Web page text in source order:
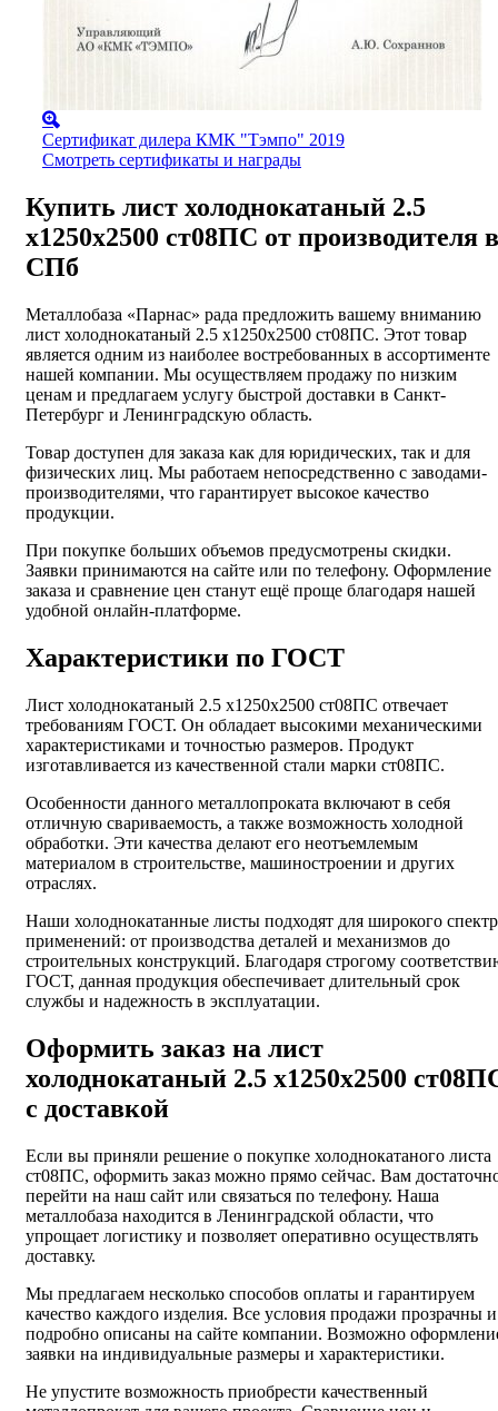
Сертификат дилера КМК "Тэмпо" 2019
Смотреть сертификаты и награды
Купить лист холоднокатаный 2.5
х1250х2500 ст08ПС от производителя в
СПб
Металлобаза «Парнас» рада предложить вашему вниманию
лист холоднокатаный 2.5 х1250х2500 ст08ПС. Этот товар
является одним из наиболее востребованных в ассортименте
нашей компании. Мы осуществляем продажу по низким
ценам и предлагаем услугу быстрой доставки в Санкт-
Петербург и Ленинградскую область.
Товар доступен для заказа как для юридических, так и для
физических лиц. Мы работаем непосредственно с заводами-
производителями, что гарантирует высокое качество
продукции.
При покупке больших объемов предусмотрены скидки.
Заявки принимаются на сайте или по телефону. Оформление
заказа и сравнение цен станут ещё проще благодаря нашей
удобной онлайн-платформе.
Характеристики по ГОСТ
Лист холоднокатаный 2.5 х1250х2500 ст08ПС отвечает
требованиям ГОСТ. Он обладает высокими механическими
характеристиками и точностью размеров. Продукт
изготавливается из качественной стали марки ст08ПС.
Особенности данного металлопроката включают в себя
отличную свариваемость, а также возможность холодной
обработки. Эти качества делают его неотъемлемым
материалом в строительстве, машиностроении и других
отраслях.
Наши холоднокатанные листы подходят для широкого
применений: от производства деталей и механизмов до
строительных конструкций. Благодаря строгому
ГОСТ, данная продукция обеспечивает длительный срок
службы и надежность в эксплуатации.
Оформить заказ на лист
холоднокатаный 2.5 х1250х2500
с доставкой
Если вы приняли решение о покупке холоднокатаного листа
ст08ПС, оформить заказ можно прямо сейчас. Вам
перейти на наш сайт или связаться по телефону. Наша
металлобаза находится в Ленинградской области, что
упрощает логистику и позволяет оперативно осуществлять
доставку.
Мы предлагаем несколько способов оплаты и гарантируем
качество каждого изделия. Все условия продажи прозрачны и
подробно описаны на сайте компании. Возможно
заявки на индивидуальные размеры и характеристики.
Не упустите возможность приобрести качественный